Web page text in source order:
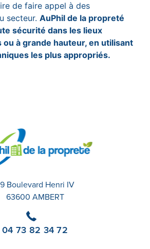
de faire appel à des
secteur. AuPhil de la propreté
sécurité dans les lieux
ou à grande hauteur, en utilisant
les plus appropriés.
Boulevard Henri IV
63600 AMBERT
04 73 82 34 72